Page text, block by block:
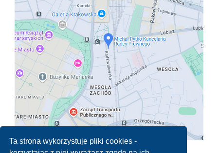
Ta strona wykorzystuje pliki cookies -